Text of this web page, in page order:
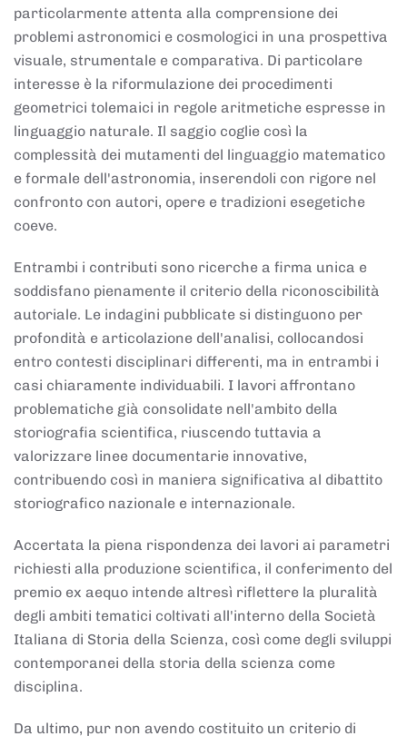
particolarmente attenta alla comprensione dei
problemi astronomici e cosmologici in una prospettiva
visuale, strumentale e comparativa. Di particolare
interesse è la riformulazione dei procedimenti
geometrici tolemaici in regole aritmetiche espresse in
linguaggio naturale. Il saggio coglie così la
complessità dei mutamenti del linguaggio matematico
e formale dell'astronomia, inserendoli con rigore nel
confronto con autori, opere e tradizioni esegetiche
coeve.
Entrambi i contributi sono ricerche a firma unica e
soddisfano pienamente il criterio della riconoscibilità
autoriale. Le indagini pubblicate si distinguono per
profondità e articolazione dell'analisi, collocandosi
entro contesti disciplinari differenti, ma in entrambi i
casi chiaramente individuabili. I lavori affrontano
problematiche già consolidate nell'ambito della
storiografia scientifica, riuscendo tuttavia a
valorizzare linee documentarie innovative,
contribuendo così in maniera significativa al dibattito
storiografico nazionale e internazionale.
Accertata la piena rispondenza dei lavori ai parametri
richiesti alla produzione scientifica, il conferimento del
premio ex aequo intende altresì riflettere la pluralità
degli ambiti tematici coltivati all'interno della Società
Italiana di Storia della Scienza, così come degli sviluppi
contemporanei della storia della scienza come
disciplina.
Da ultimo, pur non avendo costituito un criterio di